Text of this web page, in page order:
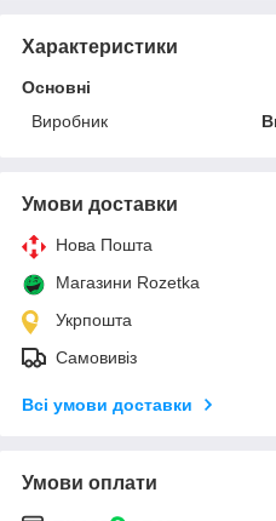
Характеристики
Основні
Виробник
Умови доставки
Нова Пошта
Магазини Rozetka
Укрпошта
Самовивіз
Всі умови доставки
Умови оплати